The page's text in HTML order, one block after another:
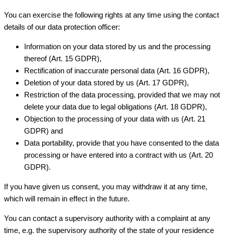
You can exercise the following rights at any time using the contact
details of our data protection officer:
Information on your data stored by us and the processing
thereof (Art. 15 GDPR),
Rectification of inaccurate personal data (Art. 16 GDPR),
Deletion of your data stored by us (Art. 17 GDPR),
Restriction of the data processing, provided that we may not
delete your data due to legal obligations (Art. 18 GDPR),
Objection to the processing of your data with us (Art. 21
GDPR) and
Data portability, provide that you have consented to the data
processing or have entered into a contract with us (Art. 20
GDPR).
If you have given us consent, you may withdraw it at any time,
which will remain in effect in the future.
You can contact a supervisory authority with a complaint at any
time, e.g. the supervisory authority of the state of your residence